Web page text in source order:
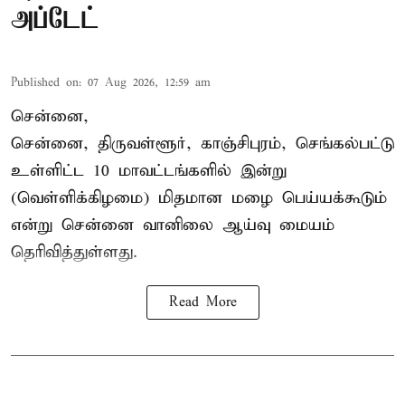
அப்டேட்
Published on: 07 Aug 2026, 12:59 am
சென்னை,
சென்னை, திருவள்ளூர், காஞ்சிபுரம், செங்கல்பட்டு
உள்ளிட்ட 10 மாவட்டங்களில் இன்று
(வெள்ளிக்கிழமை) மிதமான மழை பெய்யக்கூடும்
என்று சென்னை வானிலை ஆய்வு மையம்
தெரிவித்துள்ளது.
Read More